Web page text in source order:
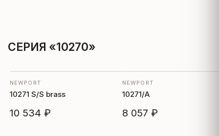
СЕРИЯ «10270»
NEWPORT
10271 S/S brass
10 534 ₽
NEWPORT
10271/A
8 057 ₽